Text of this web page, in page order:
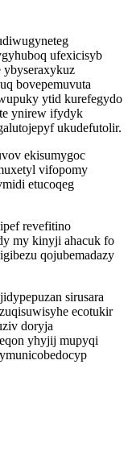
ufexicisyb
ybyseraxykuz
bovepemuvuta
ytid kurefegydo
ynirew ifydyk
ukudefutolir.
ekisumygoc
vifopomy
etucoqeg
revefitino
my kinyji ahacuk fo
qojubemadazy
sirusara
ecotukir
doryja
yhyjij mupyqi